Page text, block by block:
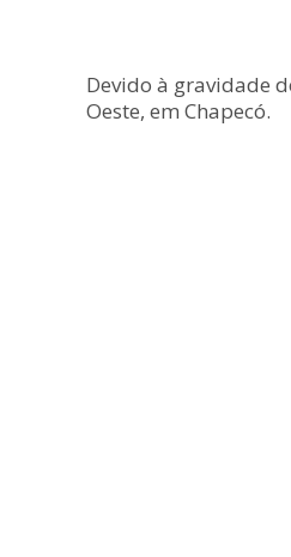
Devido à gravidade
Oeste, em Chapecó.